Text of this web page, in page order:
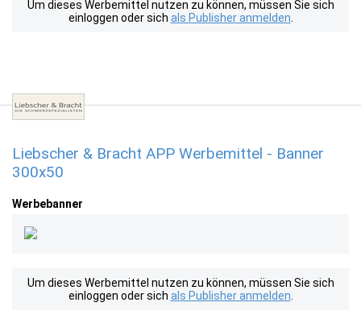
Um dieses Werbemittel nutzen zu können, müssen Sie sich
einloggen oder sich als Publisher anmelden
Liebscher & Bracht APP Werbemittel - Banner
300x50
Werbebanner
Um dieses Werbemittel nutzen zu können, müssen Sie sich
einloggen oder sich als Publisher anmelden